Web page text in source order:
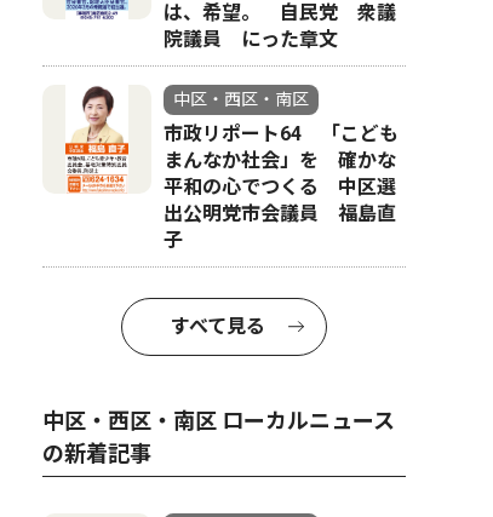
は、希望。 自民党 衆議
院議員 にった章文
中区・西区・南区
市政リポート64 「こども
まんなか社会」を 確かな
平和の心でつくる 中区選
出公明党市会議員 福島直
子
すべて見る
中区・西区・南区 ローカルニュース
の新着記事